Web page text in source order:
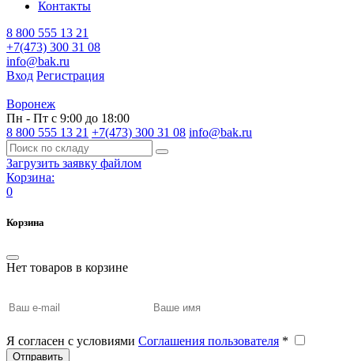
Контакты
8 800 555 13 21
+7(473) 300 31 08
info@bak.ru
Вход Регистрация
Воронеж
Пн - Пт с 9:00 до 18:00
8 800 555 13 21 +7(473) 300 31 08 info@bak.ru
Загрузить заявку файлом
Корзина:
0
Корзина
Нет товаров в корзине
Я согласен с условиями Соглашения пользователя *
Отправить